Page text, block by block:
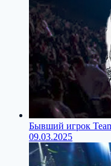
Бывший игрок
09.03.2025